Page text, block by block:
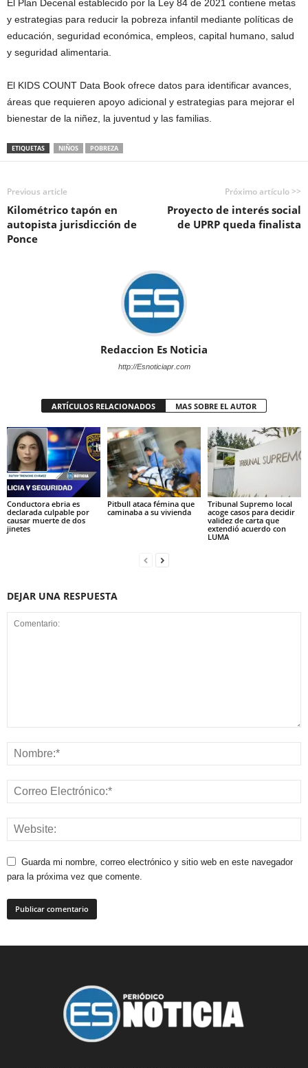
El Plan Decenal establecido por la Ley 84 de 2021 contiene metas
y estrategias para reducir la pobreza infantil mediante políticas de
educación, seguridad económica, empleos, capital humano, salud
y seguridad alimentaria.
El KIDS COUNT Data Book ofrece datos para identificar avances,
áreas que requieren apoyo adicional y estrategias para mejorar el
bienestar de la niñez, la juventud y las familias.
ETIQUETAS NIÑOS POBREZA
Previous article
Kilométrico tapón en
autopista jurisdicción de
Ponce
Próximo artículo >>
Proyecto de interés social
de UPRP queda finalista
Redaccion Es Noticia
http://Esnoticiapr.com
ARTÍCULOS RELACIONADOS MAS SOBRE EL AUTOR
Conductora ebria es
declarada culpable por
causar muerte de dos
jinetes
Pitbull ataca fémina que
caminaba a su vivienda
Tribunal Supremo local
acoge casos para decidir
validez de carta que
extendió acuerdo con
LUMA
DEJAR UNA RESPUESTA
Guarda mi nombre, correo electrónico y sitio web en este navegador
para la próxima vez que comente.